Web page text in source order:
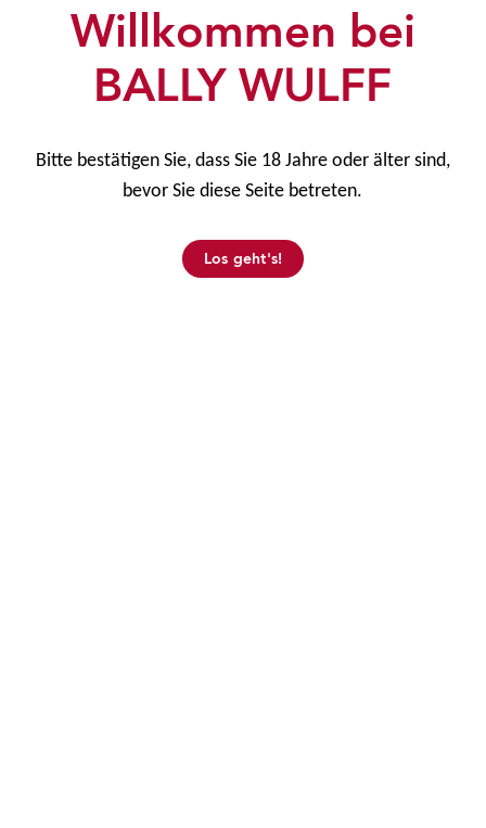
Willkommen bei
BALLY WULFF
Bitte bestätigen Sie, dass Sie 18 Jahre oder älter sind,
bevor Sie diese Seite betreten.
Los geht's!